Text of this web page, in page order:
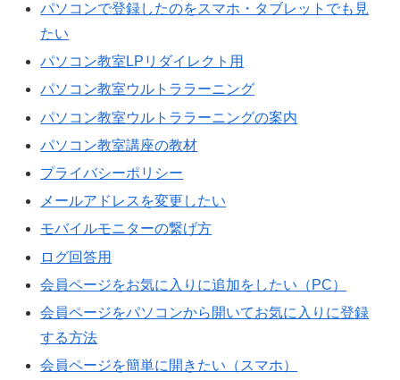
パソコンで登録したのをスマホ・タブレットでも見
たい
パソコン教室LPリダイレクト用
パソコン教室ウルトララーニング
パソコン教室ウルトララーニングの案内
パソコン教室講座の教材
プライバシーポリシー
メールアドレスを変更したい
モバイルモニターの繋げ方
ログ回答用
会員ページをお気に入りに追加をしたい（PC）
会員ページをパソコンから開いてお気に入りに登録
する方法
会員ページを簡単に開きたい（スマホ）